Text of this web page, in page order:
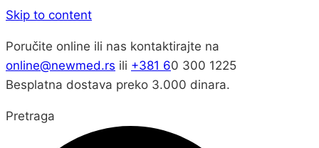
Skip to content
Poručite online ili nas kontaktirajte na
online@newmed.rs ili +381 60 300 1225
Besplatna dostava preko 3.000 dinara.
Pretraga